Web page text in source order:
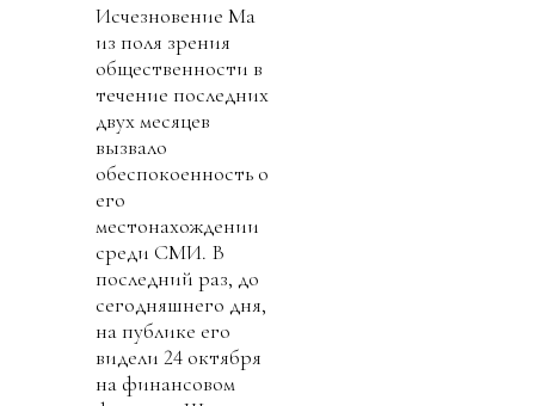
Исчезновение Ма
из поля зрения
общественности в
течение последних
двух месяцев
вызвало
обеспокоенность о
его
местонахождении
среди СМИ. В
последний раз, до
сегодняшнего дня,
на публике его
видели 24 октября
на финансовом